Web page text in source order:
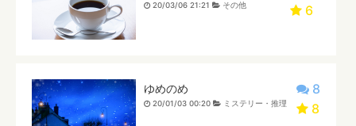
6
20/03/06 21:21 その他
8
8
ゆめのめ
20/01/03 00:20 ミステリー・推理